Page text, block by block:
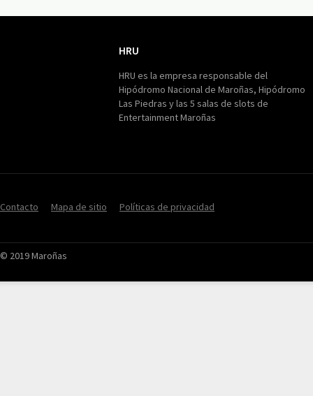
HRU
HRU es la empresa responsable del
Hipódromo Nacional de Maroñas, Hipódromo
Las Piedras y las 5 salas de slots de
Entertainment Maroñas
Contacto Mapa de sitio Políticas de privacidad
© 2019 Maroñas